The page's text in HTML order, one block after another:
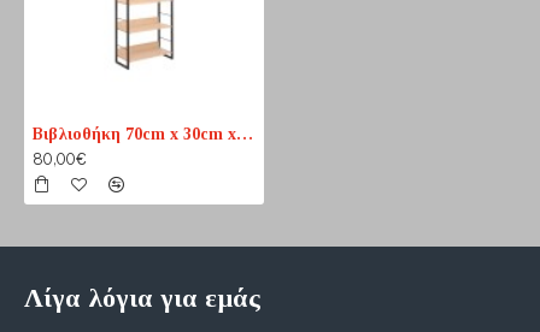
Βιβλιοθήκη 70cm x 30cm x 159cm
80,00€
Λίγα λόγια για εμάς